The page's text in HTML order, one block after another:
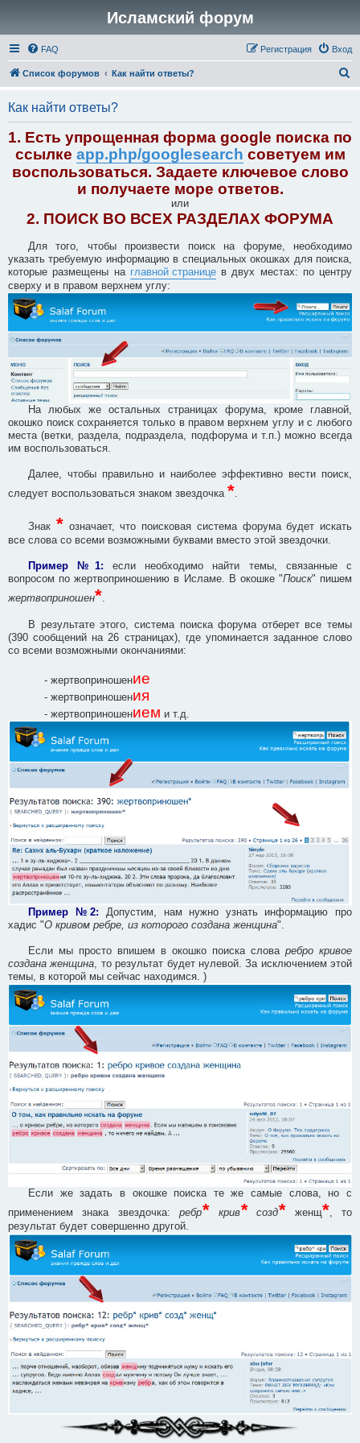
Исламский форум
FAQ Вход
Регистрация
Список форумов Как найти ответы?
Как найти ответы?
1. Есть упрощенная форма google поиска по
ссылке app.php/googlesearch советуем им
воспользоваться. Задаете ключевое слово
и получаете море ответов.
или
2. ПОИСК ВО ВСЕХ РАЗДЕЛАХ ФОРУМА
Для того, чтобы произвести поиск на форуме, необходимо
указать требуемую информацию в специальных окошках для поиска,
которые размещены на главной страницев двух местах: по центру
сверху и в правом верхнем углу:
На любых же остальных страницах форума, кроме главной,
окошко поиск сохраняется только в правом верхнем углу и с любого
места (ветки, раздела, подраздела, подфорума и т.п.) можно всегда
им воспользоваться.
Далее, чтобы правильно и наиболее эффективно вести поиск,
следует воспользоваться знаком звездочка *
Знак * означает, что поисковая система форума будет искать
все слова со всеми возможными буквами вместо этой звездочки.
Пример №1: если необходимо найти темы, связанные с
вопросом по жертвоприношению в Исламе. В окошке "Поиск" пишем
жертвоприношен*
В результате этого, система поиска форума отберет все темы
(390 сообщений на 26 страницах), где упоминается заданное слово
со всеми возможными окончаниями:
- жертвоприношение
- жертвоприношения
- жертвоприношением и т.д.
Пример №2: Допустим, нам нужно узнать информацию про
хадис "О кривом ребре, из которого создана женщина".
Если мы просто впишем в окошко поиска слова ребро кривое
создана женщина, то результат будет нулевой. За исключением этой
темы, в которой мы сейчас находимся. )
Если же задать в окошке поиска те же самые слова, но с
применением знака звездочка:ребр* крив*созд* женщ* , то
результат будет совершенно другой.